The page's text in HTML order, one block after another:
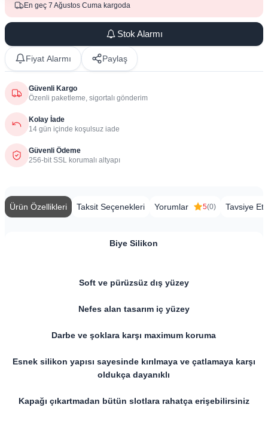
En geç 7 Ağustos Cuma kargoda
Stok Alarmı
Fiyat Alarmı Paylaş
Güvenli Kargo
Özenli paketleme, sigortalı gönderim
Kolay İade
14 gün içinde koşulsuz iade
Güvenli Ödeme
256-bit SSL korumalı altyapı
Ürün Özellikleri Taksit Seçenekleri Yorumlar 5(0) Tavsiye Et
Biye Silikon
​​Soft ve pürüzsüz dış yüzey
Nefes alan tasarım iç yüzey
Darbe ve şoklara karşı maximum koruma
Esnek silikon yapısı sayesinde kırılmaya ve çatlamaya karşı
oldukça dayanıklı
Kapağı çıkartmadan bütün slotlara rahatça erişebilirsiniz